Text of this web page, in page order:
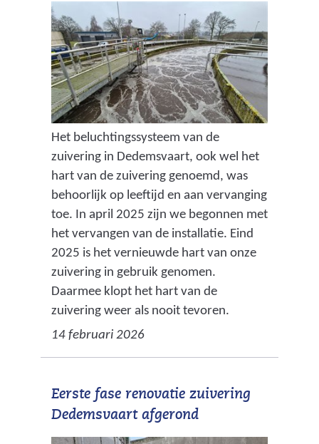
Het beluchtingssysteem van de
zuivering in Dedemsvaart, ook wel het
hart van de zuivering genoemd, was
behoorlijk op leeftijd en aan vervanging
toe. In april 2025 zijn we begonnen met
het vervangen van de installatie. Eind
2025 is het vernieuwde hart van onze
zuivering in gebruik genomen.
Daarmee klopt het hart van de
zuivering weer als nooit tevoren.
14 februari 2026
Eerste fase renovatie zuivering
Dedemsvaart afgerond